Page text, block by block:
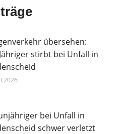
übersehen:
stirbt bei Unfall in
2026
bei Unfall in
schwer verletzt